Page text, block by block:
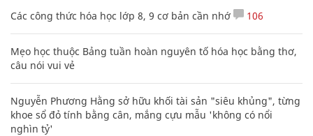
Các công thức hóa học lớp 8, 9 cơ bản cần nhớ 106
Mẹo học thuộc Bảng tuần hoàn nguyên tố hóa học bằng thơ,
câu nói vui vẻ
Nguyễn Phương Hằng sở hữu khối tài sản "siêu khủng", từng
khoe sổ đỏ tính bằng cân, mắng cựu mẫu 'không có nổi
nghìn tỷ'